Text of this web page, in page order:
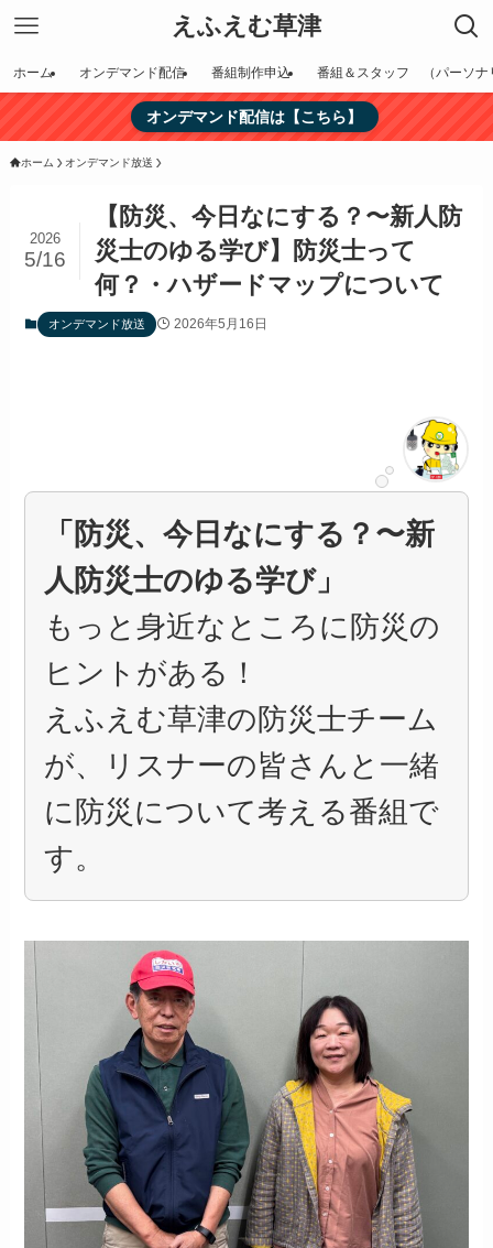
えふえむ草津
ホーム オンデマンド配信 番組制作申込 番組＆スタッフ （パーソナ
オンデマンド配信は【こちら】
ホーム オンデマンド放送
【防災、今日なにする？〜新人防
災士のゆる学び】防災士って
何？・ハザードマップについて
2026
5/16
オンデマンド放送 2026年5月16日
「防災、今日なにする？〜新
人防災士のゆる学び」
もっと身近なところに防災の
ヒントがある！
えふえむ草津の防災士チーム
が、リスナーの皆さんと一緒
に防災について考える番組で
す。